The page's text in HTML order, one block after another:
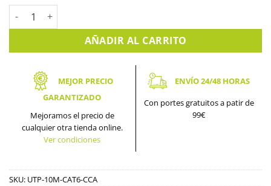
CABLE DE RED UTP (10M) cantidad
AÑADIR AL CARRITO
MEJOR PRECIO
GARANTIZADO
Mejoramos el precio de
cualquier otra tienda online.
Ver condiciones
ENVÍO 24/48 HORAS
Con portes gratuitos a patir de
99€
SKU: UTP-10M-CAT6-CCA